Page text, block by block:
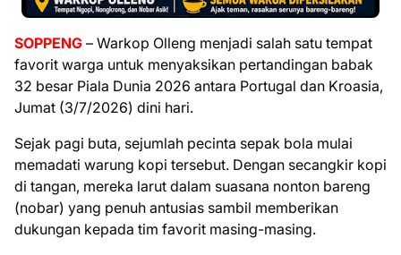
SOPPENG – Warkop Olleng menjadi salah satu tempat
favorit warga untuk menyaksikan pertandingan babak
32 besar Piala Dunia 2026 antara Portugal dan Kroasia,
Jumat (3/7/2026) dini hari.
Sejak pagi buta, sejumlah pecinta sepak bola mulai
memadati warung kopi tersebut. Dengan secangkir kopi
di tangan, mereka larut dalam suasana nonton bareng
(nobar) yang penuh antusias sambil memberikan
dukungan kepada tim favorit masing-masing.